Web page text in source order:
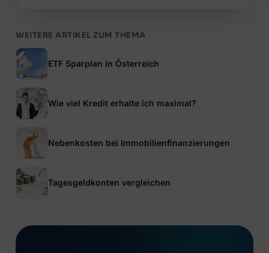
WEITERE ARTIKEL ZUM THEMA
ETF Sparplan in Österreich
Wie viel Kredit erhalte ich maximal?
Nebenkosten bei Immobilienfinanzierungen
Tagesgeldkonten vergleichen